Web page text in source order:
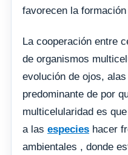
favorecen la
La cooperación entre
de organismos
evolución de ojos,
predominante de por
multicelularidad es
a las especies hacer
ambientales , donde